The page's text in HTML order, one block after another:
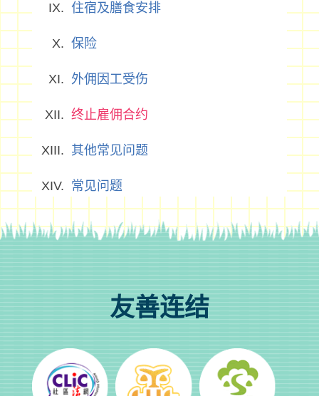
住宿及膳食安排
保险
外佣因工受伤
终止雇佣合约
其他常见问题
常见问题
友善连结